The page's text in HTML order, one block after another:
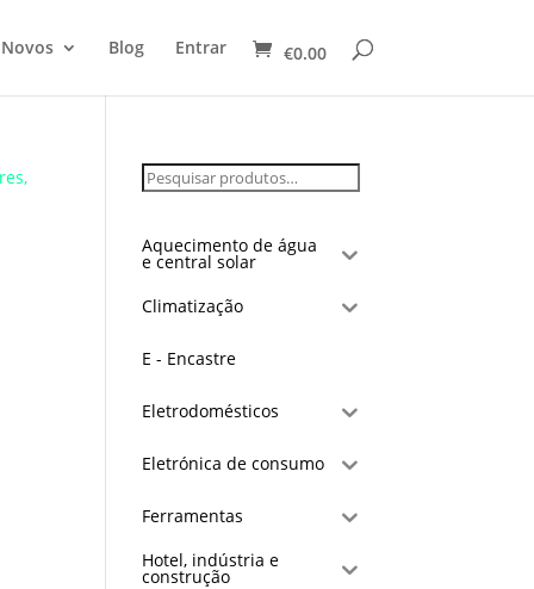
Blog Entrar €0.00
Aquecimento de água
e central solar
Climatização
E - Encastre
Eletrodomésticos
Eletrónica de consumo
Ferramentas
Hotel, indústria e
construção